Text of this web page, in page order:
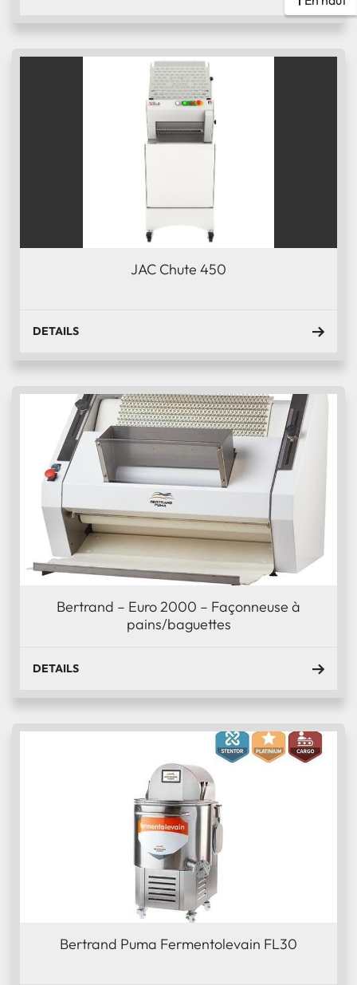
JAC Chute 450
DETAILS
Bertrand – Euro 2000 – Façonneuse à
pains/baguettes
DETAILS
Bertrand Puma Fermentolevain FL30